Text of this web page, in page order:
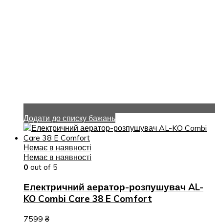
Додати до списку бажань
Немає в наявності
Немає в наявності
0 out of 5
Електричний аератор-розпушувач AL-
KO Combi Care 38 E Comfort
7599 ₴